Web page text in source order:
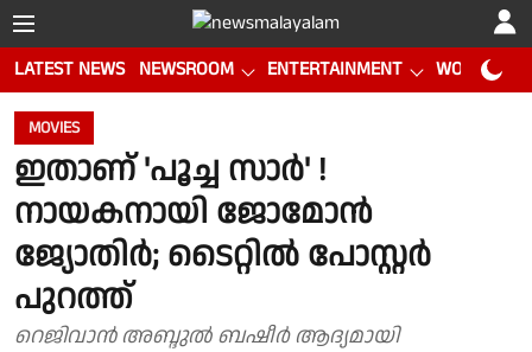
LATEST NEWS NEWSROOM ENTERTAINMENT WORLD CUP
MOVIES
ഇതാണ് 'പൂച്ച സാർ' !
നായകനായി ജോമോൻ
ജ്യോതിർ; ടൈറ്റിൽ പോസ്റ്റർ
പുറത്ത്
റെജിവാൻ അബ്ദുൽ ബഷീർ ആദ്യമായി